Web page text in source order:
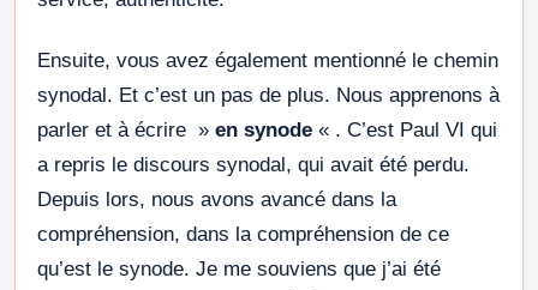
Ensuite, vous avez également mentionné le chemin
synodal. Et c’est un pas de plus. Nous apprenons à
parler et à écrire » en synode « . C’est Paul VI qui
a repris le discours synodal, qui avait été perdu.
Depuis lors, nous avons avancé dans la
compréhension, dans la compréhension de ce
qu’est le synode. Je me souviens que j’ai été